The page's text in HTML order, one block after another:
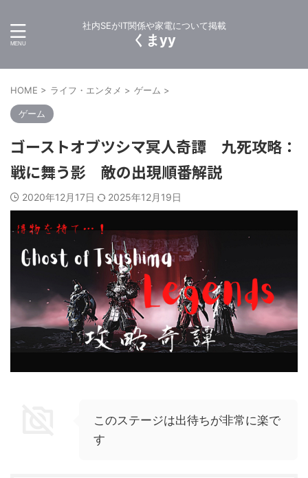
社内SEがIT関係や家電について掲載
くまyy
HOME > ライフ・エンタメ > ゲーム >
ゲーム
ゴーストオブツシマ冥人奇譚 九死攻略：
戦に舞う影 敵の出現順番解説
2020年12月17日 2025年12月19日
このステージは出待ちが非常に楽で
す